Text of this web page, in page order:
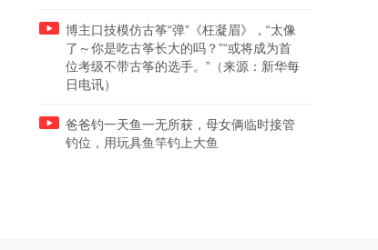
博主口技模仿古筝“弹”《枉凝眉》，“太像
了～你是吃古筝长大的吗？”“或将成为首
位考级不带古筝的选手。”（来源：新华每
日电讯）
爸爸钓一天鱼一无所获，母女俩临时接管
钓位，用玩具鱼竿钓上大鱼